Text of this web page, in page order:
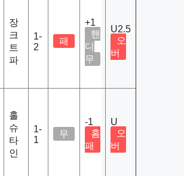
장
크
트
파
1-
2
패
+1
핸
디
무
U2.5
오
버
홀
슈
타
인
1-
1
무
-1
홈
패
U
오
버